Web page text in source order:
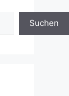
Suchen